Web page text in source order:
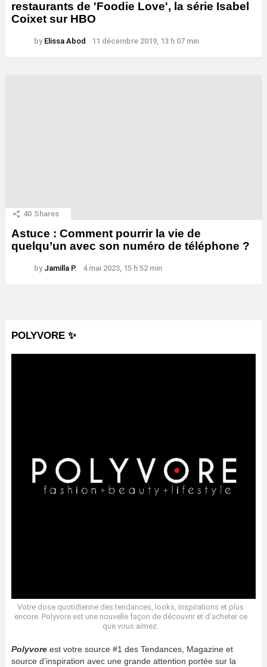
restaurants de 'Foodie Love', la série Isabel
Coixet sur HBO
by Elissa Abod 11 décembre 2019, 13 h 07 min
40 Shares
Astuce : Comment pourrir la vie de
quelqu’un avec son numéro de téléphone ?
by Jamilla P. 4 mai 2023, 15 h 52 min
POLYVORE ✨
Votre dose quotidienne des tendances, looks, inspirations et plus
encore. Polyvore est une nouvelle façon de découvrir et d’acheter ce
que vous aimez.
Polyvore est votre source #1 des Tendances, Magazine et
source d’inspiration avec une grande attention portée sur la